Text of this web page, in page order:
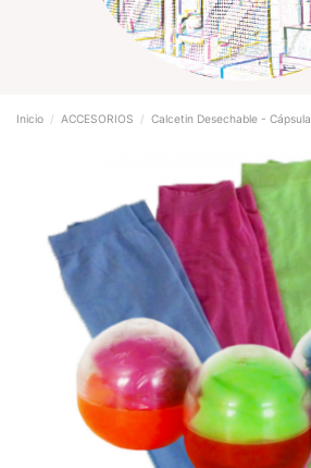
Inicio ACCESORIOS Calcetin Desechable - Cápsula